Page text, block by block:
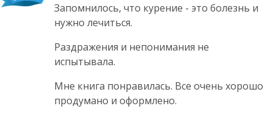
Запомнилось, что курение - это болезнь и
нужно лечиться.
Раздражения и непонимания не
испытывала.
Мне книга понравилась. Все очень хорошо
продумано и оформлено.